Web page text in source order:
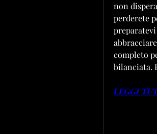
non
perderete
completo
bilanciata.
LEGGI